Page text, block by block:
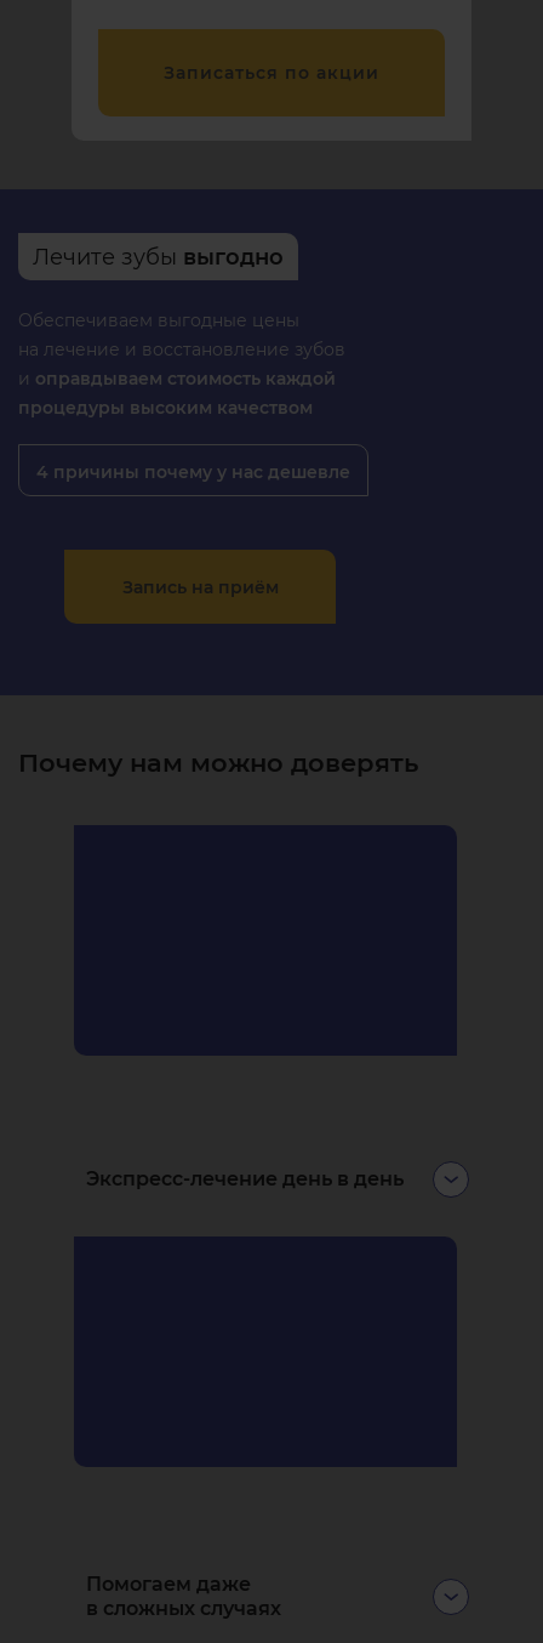
Записаться по акции
Лечите зубы выгодно
Обеспечиваем выгодные цены
на лечение и восстановление зубов
и оправдываем стоимость каждой
процедуры высоким качеством
4 причины почему у нас дешевле
Запись на приём
Почему нам можно доверять
Экспресс-лечение день в день
Помогаем даже
в сложных случаях